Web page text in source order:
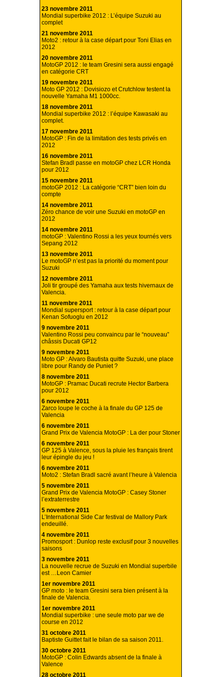
23 novembre 2011
Mondial superbike 2012 : L’équipe Suzuki au
complet
21 novembre 2011
Moto2 : retour à la case départ pour Toni Elias en
2012
20 novembre 2011
MotoGP 2012 : le team Gresini sera aussi engagé
en catégorie CRT
19 novembre 2011
Moto GP 2012 : Dovisiozo et Crutchlow testent la
nouvelle Yamaha M1 1000cc.
18 novembre 2011
Mondial superbike 2012 : l’équipe Kawasaki au
complet.
17 novembre 2011
MotoGP : Fin de la limitation des tests privés en
2012
16 novembre 2011
Stefan Bradl passe en motoGP chez LCR Honda
pour 2012
15 novembre 2011
motoGP 2012 : La catégorie “CRT” bien loin du
compte
14 novembre 2011
Zéro chance de voir une Suzuki en motoGP en
2012
14 novembre 2011
motoGP : Valentino Rossi a les yeux tournés vers
Sepang 2012
13 novembre 2011
Le motoGP n’est pas la priorité du moment pour
Suzuki
12 novembre 2011
Joli tir groupé des Yamaha aux tests hivernaux de
Valencia.
11 novembre 2011
Mondial supersport : retour à la case départ pour
Kenan Sofuoglu en 2012
9 novembre 2011
Valentino Rossi peu convaincu par le “nouveau”
châssis Ducati GP12
9 novembre 2011
Moto GP : Alvaro Bautista quitte Suzuki, une place
libre pour Randy de Puniet ?
8 novembre 2011
MotoGP : Pramac Ducati recrute Hector Barbera
pour 2012
6 novembre 2011
Zarco loupe le coche à la finale du GP 125 de
Valencia
6 novembre 2011
Grand Prix de Valencia MotoGP : La der pour Stoner
6 novembre 2011
GP 125 à Valence, sous la pluie les français tirent
leur épingle du jeu !
6 novembre 2011
Moto2 : Stefan Bradl sacré avant l’heure à Valencia
5 novembre 2011
Grand Prix de Valencia MotoGP : Casey Stoner
l’extraterrestre
5 novembre 2011
L’International Side Car festival de Mallory Park
endeuillé.
4 novembre 2011
Promosport : Dunlop reste exclusif pour 3 nouvelles
saisons
3 novembre 2011
La nouvelle recrue de Suzuki en Mondial superbile
est …Leon Camier
1er novembre 2011
GP moto : le team Gresini sera bien présent à la
finale de Valencia.
1er novembre 2011
Mondial superbike : une seule moto par we de
course en 2012
31 octobre 2011
Baptiste Guittet fait le bilan de sa saison 2011.
30 octobre 2011
MotoGP : Colin Edwards absent de la finale à
Valence
28 octobre 2011